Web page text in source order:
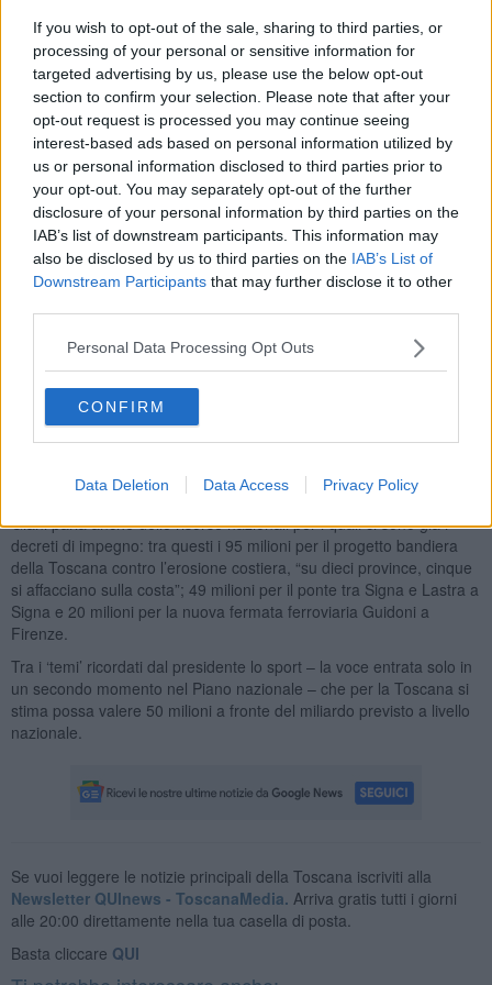
If you wish to opt-out of the sale, sharing to third parties, or
processing of your personal or sensitive information for
targeted advertising by us, please use the below opt-out
section to confirm your selection. Please note that after your
opt-out request is processed you may continue seeing
interest-based ads based on personal information utilized by
us or personal information disclosed to third parties prior to
your opt-out. You may separately opt-out of the further
disclosure of your personal information by third parties on the
IAB’s list of downstream participants. This information may
also be disclosed by us to third parties on the IAB’s List of
Downstream Participants that may further disclose it to other
Personal Data Processing Opt Outs
CONFIRM
Data Deletion Data Access Privacy Policy
398che collega il porto di Piombino all’imbarco dei traghetti.
Complessivamente tra i fondi Pnrr sono previsti anche progetti
assegnati attraverso bando coinvolgendo istituzioni pubbliche e
private ma anche imprese. Tra gli altri fondi nazionali connessi al
Piano anche quelli per la lotta all’eros io e costiera.
I circa 4 miliardi in Toscana, sugli attuali 70 complessivi del Piano
che alla sua conclusione dovrà impegnarne circa 250, con la
relativa integrazione delle risorse per ogni regione, sono distribuiti
così: circa 388 milioni sulla prima missione, dedicata a innovazione,
tecnologia, connettività e cultura; oltre 1.200 sulla seconda, riferita
ad ambiente e mobilità sostenibile; la terza missione, per trasporti e
infrastrutture, impegna attualmente 302 milioni; per la missione
lavoro, ci sono 420 milioni; 991 milioni per la missione numero
cinque che si riferisce ai piani di rigenerazione, alla lotta alle
disuguaglianze anche territoriali; la missione numero sei, dedicata
453 milioni.
Giani parla anche delle risorse nazionali per i quali ci sono già i
decreti di impegno: tra questi i 95 milioni per il progetto bandiera
della Toscana contro l’erosione costiera, “su dieci province, cinque
si affacciano sulla costa”; 49 milioni per il ponte tra Signa e Lastra a
Signa e 20 milioni per la nuova fermata ferroviaria Guidoni a
Firenze.
Tra i ‘temi’ ricordati dal presidente lo sport – la voce entrata solo in
un secondo momento nel Piano nazionale – che per la Toscana si
stima possa valere 50 milioni a fronte del miliardo previsto a livello
nazionale.
Se vuoi leggere le notizie principali della Toscana iscriviti alla
Newsletter QUInews - ToscanaMedia. Arriva gratis tutti i giorni
alle 20:00 direttamente nella tua casella di posta.
Basta cliccare QUI